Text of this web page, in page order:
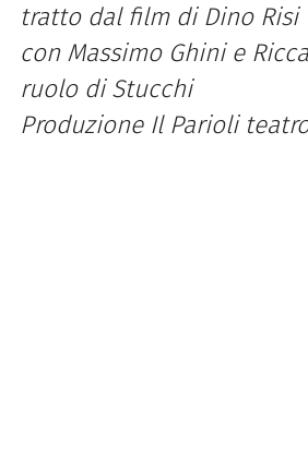
tratto dal film di Dino Risi
con Massimo Ghini e
ruolo di Stucchi
Produzione Il Parioli